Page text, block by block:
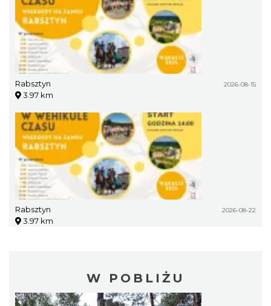
Rabsztyn 2026-08-15
3.97 km
Rabsztyn 2026-08-22
3.97 km
W POBLIŻU